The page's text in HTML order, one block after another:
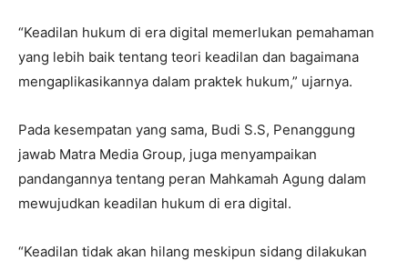
“Keadilan hukum di era digital memerlukan pemahaman
yang lebih baik tentang teori keadilan dan bagaimana
mengaplikasikannya dalam praktek hukum,” ujarnya.
Pada kesempatan yang sama, Budi S.S, Penanggung
jawab Matra Media Group, juga menyampaikan
pandangannya tentang peran Mahkamah Agung dalam
mewujudkan keadilan hukum di era digital.
“Keadilan tidak akan hilang meskipun sidang dilakukan